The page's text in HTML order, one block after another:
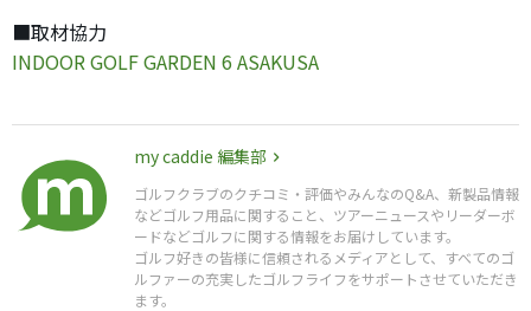
■取材協力
INDOOR GOLF GARDEN 6 ASAKUSA
my caddie 編集部
ゴルフクラブのクチコミ・評価やみんなのQ&A、新製品情報
などゴルフ用品に関すること、ツアーニュースやリーダーボ
ードなどゴルフに関する情報をお届けしています。
ゴルフ好きの皆様に信頼されるメディアとして、すべてのゴ
ルファーの充実したゴルフライフをサポートさせていただき
ます。